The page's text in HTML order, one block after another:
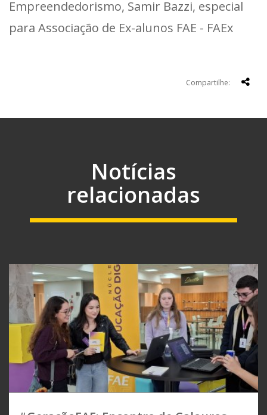
Empreendedorismo, Samir Bazzi, especial
para Associação de Ex-alunos FAE - FAEx
Compartilhe:
Notícias
relacionadas